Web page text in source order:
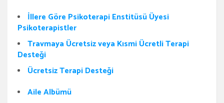
İllere Göre Psikoterapi Enstitüsü Üyesi
Psikoterapistler
Travmaya Ücretsiz veya Kısmi Ücretli Terapi
Desteği
Ücretsiz Terapi Desteği
Aile Albümü